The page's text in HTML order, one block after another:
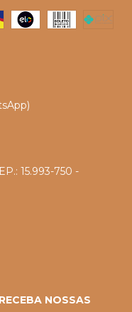
15.993-750 -
NOSSAS